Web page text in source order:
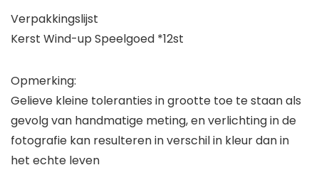
Verpakkingslijst
Kerst Wind-up Speelgoed *12st
Opmerking:
Gelieve kleine toleranties in grootte toe te staan als
gevolg van handmatige meting, en verlichting in de
fotografie kan resulteren in verschil in kleur dan in
het echte leven